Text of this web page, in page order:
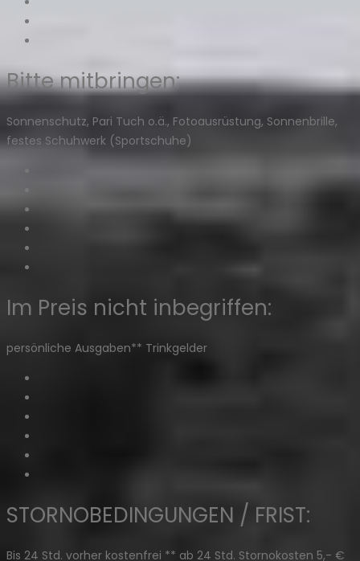
Bitte mitbringen:
Sonnenschutz, Pari Tuch o.ä., Fotoausrüstung, Sonnenbrille,
festes Schuhwerk (Sportschuhe)
Im Preis nicht inbegriffen:
persönliche Ausgaben** Trinkgelder
STORNOBEDINGUNGEN / FRIST:
Bis 24 Std. vorher kostenfrei ** ab 24 Std. Stornokosten 5,- €